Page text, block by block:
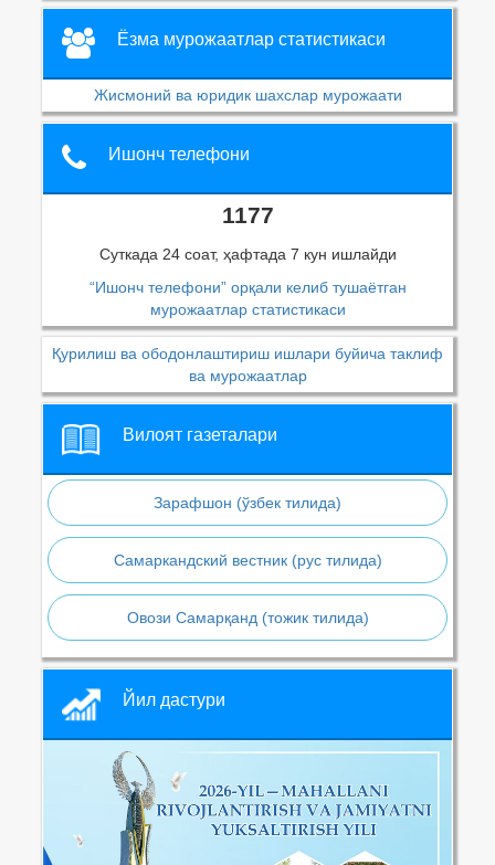
Ёзма мурожаатлар статистикаси
Жисмоний ва юридик шахслар мурожаати
Ишонч телефони
1177
Суткада 24 соат, ҳафтада 7 кун ишлайди
“Ишонч телефони” орқали келиб тушаётган
мурожаатлар статистикаси
Қурилиш ва ободонлаштириш ишлари буйича таклиф
ва мурожаатлар
Вилоят газеталари
Зарафшон (ўзбек тилида)
Самаркандский вестник (рус тилида)
Овози Самарқанд (тожик тилида)
Йил дастури